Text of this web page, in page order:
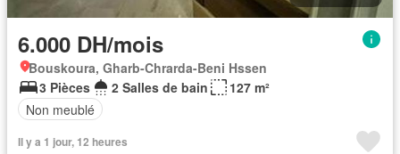
6.000 DH/mois
Bouskoura, Gharb-Chrarda-Beni Hssen
3 Pièces
2 Salles de bain
127 m²
Non meublé
Il y a 1 jour, 12 heures